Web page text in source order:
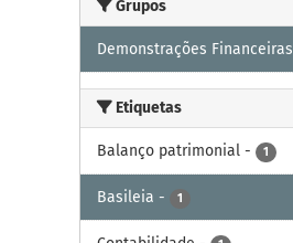
Grupos
Demonstrações Financeiras
Etiquetas
Balanço patrimonial - 1
Basileia - 1